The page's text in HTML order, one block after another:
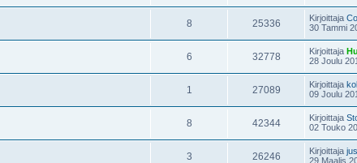
8 25336 Kirjoittaja
30 Tammi
6 32778 Kirjoittaja
28 Joulu
1 27089 Kirjoittaja
09 Joulu
8 42344 Kirjoittaja
02 Touko
3 26246 Kirjoittaja
29 Maalis